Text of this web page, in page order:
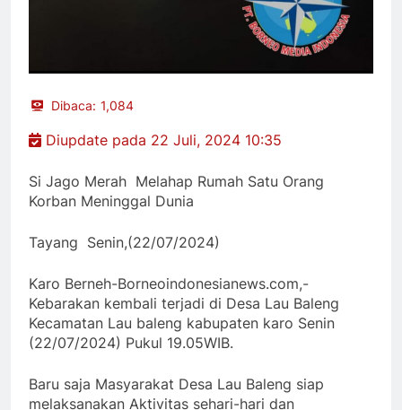
Dibaca: 1,084
Diupdate pada 22 Juli, 2024 10:35
Si Jago Merah Melahap Rumah Satu Orang
Korban Meninggal Dunia
Tayang Senin,(22/07/2024)
Karo Berneh-Borneoindonesianews.com,-
Kebarakan kembali terjadi di Desa Lau Baleng
Kecamatan Lau baleng kabupaten karo Senin
(22/07/2024) Pukul 19.05WIB.
Baru saja Masyarakat Desa Lau Baleng siap
melaksanakan Aktivitas sehari-hari dan